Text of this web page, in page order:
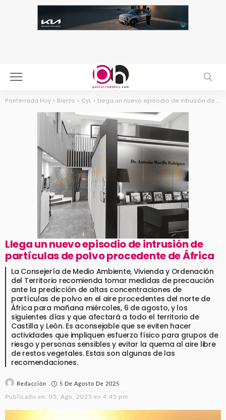
Ponferrada Hoy > Bierzo > CyL > Llega un nuevo episodio de intrusión de partículas de polvo procedente de África
Llega un nuevo episodio de intrusión de
partículas de polvo procedente de África
La Consejería de Medio Ambiente, Vivienda y Ordenación
del Territorio recomienda tomar medidas de precaución
ante la predicción de altas concentraciones de
partículas de polvo en el aire procedentes del norte de
África para mañana miércoles, 6 de agosto, y los
siguientes días y que afectará a todo el territorio de
Castilla y León. Es aconsejable que se eviten hacer
actividades que impliquen esfuerzo físico para grupos de
riesgo y personas sensibles y evitar la quema al aire libre
de restos vegetales. Estas son algunas de las
recomendaciones.
Redacción 5 De Agosto De 2025
Publicado en: 05. Ago, 2025 en 4:45 pm